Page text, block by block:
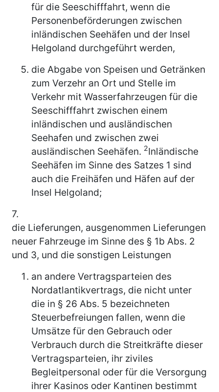
für die Seeschifffahrt, wenn die
Personenbeförderungen zwischen
inländischen Seehäfen und der Insel
Helgoland durchgeführt werden,
die Abgabe von Speisen und Getränken
zum Verzehr an Ort und Stelle im
Verkehr mit Wasserfahrzeugen für die
Seeschifffahrt zwischen einem
inländischen und ausländischen
Seehafen und zwischen zwei
ausländischen Seehäfen. 2Inländische
Seehäfen im Sinne des Satzes 1 sind
auch die Freihäfen und Häfen auf der
Insel Helgoland;
7.
die Lieferungen, ausgenommen Lieferungen
neuer Fahrzeuge im Sinne des § 1b Abs. 2
und 3, und die sonstigen Leistungen
an andere Vertragsparteien des
Nordatlantikvertrags, die nicht unter
die in § 26 Abs. 5 bezeichneten
Steuerbefreiungen fallen, wenn die
Umsätze für den Gebrauch oder
Verbrauch durch die Streitkräfte dieser
Vertragsparteien, ihr ziviles
Begleitpersonal oder für die Versorgung
ihrer Kasinos oder Kantinen bestimmt